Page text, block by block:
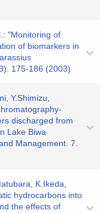
"Monitoring of
of biomarkers in
175-186 (2003)
Y.Shimizu,
discharged from
Lake Biwa
Management. 7.
K.Ikeda,
hydrocarbons into
the effects of